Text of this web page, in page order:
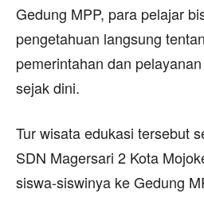
Gedung MPP, para pelajar
pengetahuan langsung
pemerintahan dan
sejak dini.
Tur wisata edukasi tersebut
SDN Magersari 2 Kota
siswa-siswinya ke Gedung